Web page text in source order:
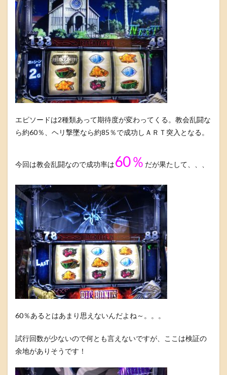
エピソードは2種類あって期待度が変わってくる。教会乱闘な
ら約60％、ヘリ撃墜なら約85％で成功しＡＲＴ突入となる。
今回は教会乱闘なので成功率は60％ だが果たして、、、
60％あるとはあまり思えないんだよね～。。。
試行回数が少ないので何とも言えないですが、ここは検証の
余地がありそうです！